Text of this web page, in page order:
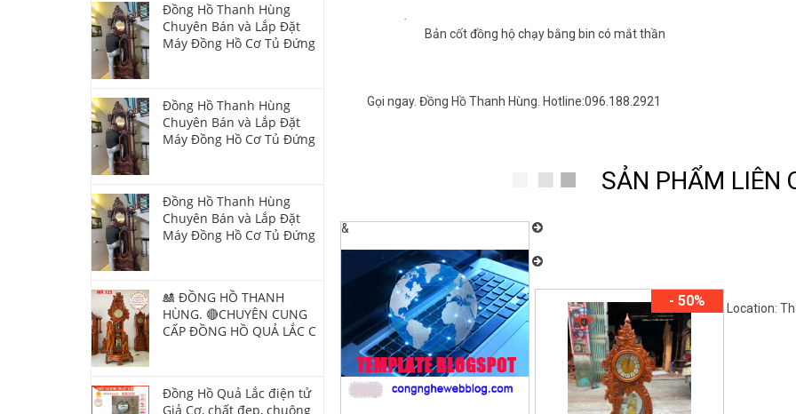
·
Bản cốt đồng hộ chạy bằng bin có mắt thần
Gọi ngay. Đồng Hồ Thanh Hùng. Hotline:096.188.2921
SẢN PHẨM LIÊN
&
🎎 ĐỒNG HỒ THANH HÙNG. 🔴CHUYÊN
🎎 ĐỒNG HỒ THANH HÙNG. 🔴CHUYÊN
- 50% Location:
Đồng Hồ Thanh Hùng
Chuyên Bán và Lắp Đặt
Máy Đồng Hồ Cơ Tủ Đứng
Đồng Hồ Thanh Hùng
Chuyên Bán và Lắp Đặt
Máy Đồng Hồ Cơ Tủ Đứng
Đồng Hồ Thanh Hùng
Chuyên Bán và Lắp Đặt
Máy Đồng Hồ Cơ Tủ Đứng
🎎 ĐỒNG HỒ THANH
HÙNG. 🔴CHUYÊN CUNG
CẤP ĐỒNG HỒ QUẢ LẮC C
Đồng Hồ Quả Lắc điện tử
Giả Cơ, chất đẹp, chuông